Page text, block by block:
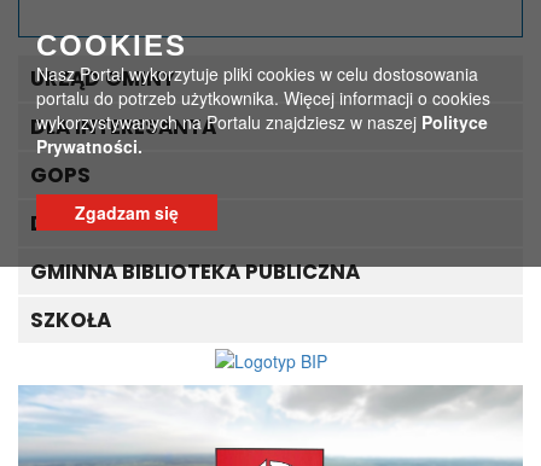
COOKIES
Nasz Portal wykorzytuje pliki cookies w celu dostosowania
portalu do potrzeb użytkownika. Więcej informacji o cookies
wykorzystywanych na Portalu znajdziesz w naszej Polityce
Prywatności.
Zgadzam się
URZĄD GMINY
DLA INTERESANTA
GOPS
DLA TURYSTY
GMINNA BIBLIOTEKA PUBLICZNA
SZKOŁA